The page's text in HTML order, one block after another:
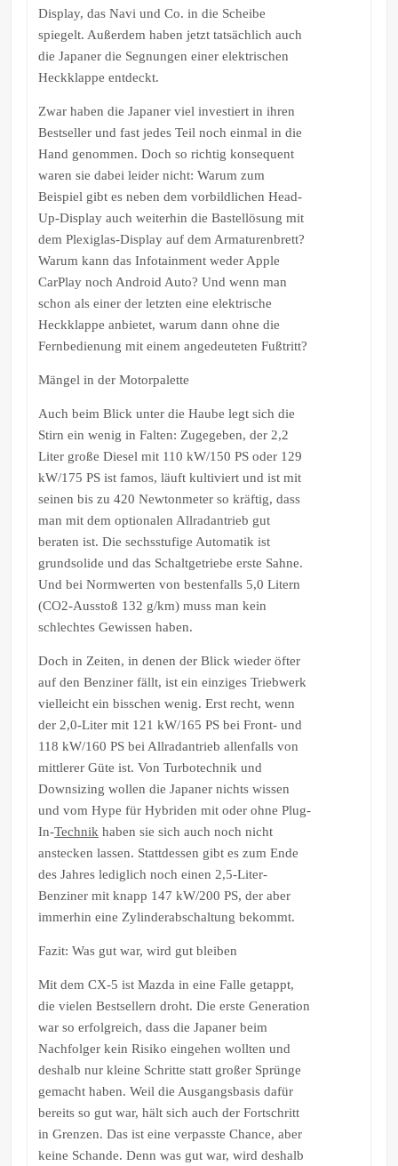
Display, das Navi und Co. in die Scheibe
spiegelt. Außerdem haben jetzt tatsächlich auch
die Japaner die Segnungen einer elektrischen
Heckklappe entdeckt.
Zwar haben die Japaner viel investiert in ihren
Bestseller und fast jedes Teil noch einmal in die
Hand genommen. Doch so richtig konsequent
waren sie dabei leider nicht: Warum zum
Beispiel gibt es neben dem vorbildlichen Head-
Up-Display auch weiterhin die Bastellösung mit
dem Plexiglas-Display auf dem Armaturenbrett?
Warum kann das Infotainment weder Apple
CarPlay noch Android Auto? Und wenn man
schon als einer der letzten eine elektrische
Heckklappe anbietet, warum dann ohne die
Fernbedienung mit einem angedeuteten Fußtritt?
Mängel in der Motorpalette
Auch beim Blick unter die Haube legt sich die
Stirn ein wenig in Falten: Zugegeben, der 2,2
Liter große Diesel mit 110 kW/150 PS oder 129
kW/175 PS ist famos, läuft kultiviert und ist mit
seinen bis zu 420 Newtonmeter so kräftig, dass
man mit dem optionalen Allradantrieb gut
beraten ist. Die sechsstufige Automatik ist
grundsolide und das Schaltgetriebe erste Sahne.
Und bei Normwerten von bestenfalls 5,0 Litern
(CO2-Ausstoß 132 g/km) muss man kein
schlechtes Gewissen haben.
Doch in Zeiten, in denen der Blick wieder öfter
auf den Benziner fällt, ist ein einziges Triebwerk
vielleicht ein bisschen wenig. Erst recht, wenn
der 2,0-Liter mit 121 kW/165 PS bei Front- und
118 kW/160 PS bei Allradantrieb allenfalls von
mittlerer Güte ist. Von Turbotechnik und
Downsizing wollen die Japaner nichts wissen
und vom Hype für Hybriden mit oder ohne Plug-
In-Technik haben sie sich auch noch nicht
anstecken lassen. Stattdessen gibt es zum Ende
des Jahres lediglich noch einen 2,5-Liter-
Benziner mit knapp 147 kW/200 PS, der aber
immerhin eine Zylinderabschaltung bekommt.
Fazit: Was gut war, wird gut bleiben
Mit dem CX-5 ist Mazda in eine Falle getappt,
die vielen Bestsellern droht. Die erste Generation
war so erfolgreich, dass die Japaner beim
Nachfolger kein Risiko eingehen wollten und
deshalb nur kleine Schritte statt großer Sprünge
gemacht haben. Weil die Ausgangsbasis dafür
bereits so gut war, hält sich auch der Fortschritt
in Grenzen. Das ist eine verpasste Chance, aber
keine Schande. Denn was gut war, wird deshalb